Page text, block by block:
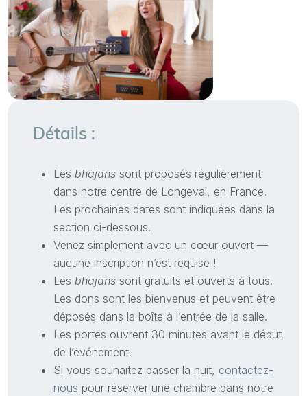
Détails :
Les bhajans sont proposés régulièrement
dans notre centre de Longeval, en France.
Les prochaines dates sont indiquées dans la
section ci-dessous.
Venez simplement avec un cœur ouvert —
aucune inscription n’est requise !
Les bhajans sont gratuits et ouverts à tous.
Les dons sont les bienvenus et peuvent être
déposés dans la boîte à l’entrée de la salle.
Les portes ouvrent 30 minutes avant le début
de l’événement.
Si vous souhaitez passer la nuit, contactez-
nous pour réserver une chambre dans notre